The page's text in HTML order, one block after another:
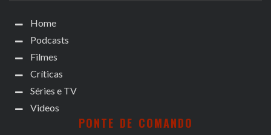
Home
Podcasts
Filmes
Críticas
Séries e TV
Videos
PONTE DE COMANDO